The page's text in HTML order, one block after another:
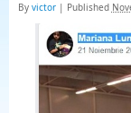
By victor | Published